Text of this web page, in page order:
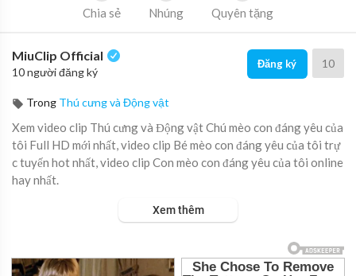
Chia sẻ Nhúng Quyên tặng
MiuClip Official
10 người đăng ký
Đăng ký 10
Trong Thú cưng và Động vật
Xem video clip Thú cưng và Động vật Chú mèo con đáng yêu của
tôi Full HD mới nhất, video clip Bé mèo con đáng yêu của tôi trự
c tuyến hot nhất, video clip Con mèo con đáng yêu của tôi online
hay nhất.
Xem thêm